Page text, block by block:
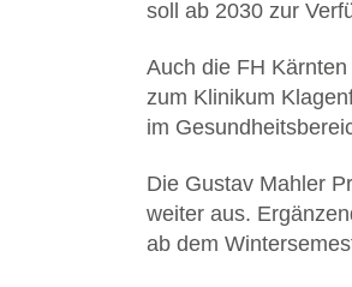
soll ab 2030 zur
Auch die FH
zum Klinikum
im
Die Gustav Mahler
weiter aus.
ab dem